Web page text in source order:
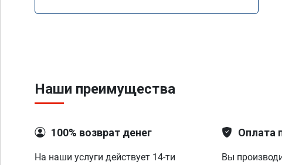
Наши преимущества
100% возврат денег
На наши услуги действует 14-ти
Оплата
Вы